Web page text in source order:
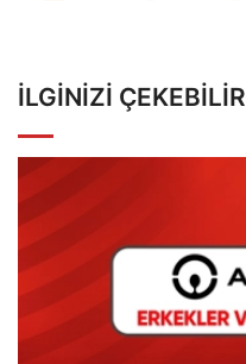
İLGINIZI ÇEKEBILIR